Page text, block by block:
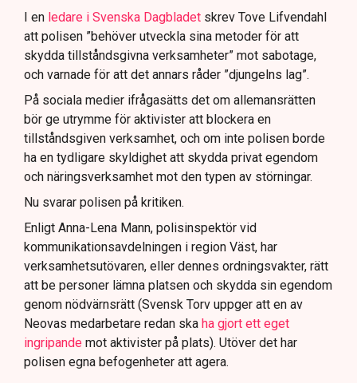
I en ledare i Svenska Dagbladet skrev Tove Lifvendahl
att polisen ”behöver utveckla sina metoder för att
skydda tillståndsgivna verksamheter” mot sabotage,
och varnade för att det annars råder ”djungelns lag”.
På sociala medier ifrågasätts det om allemansrätten
bör ge utrymme för aktivister att blockera en
tillståndsgiven verksamhet, och om inte polisen borde
ha en tydligare skyldighet att skydda privat egendom
och näringsverksamhet mot den typen av störningar.
Nu svarar polisen på kritiken.
Enligt Anna-Lena Mann, polisinspektör vid
kommunikationsavdelningen i region Väst, har
verksamhetsutövaren, eller dennes ordningsvakter, rätt
att be personer lämna platsen och skydda sin egendom
genom nödvärnsrätt (Svensk Torv uppger att en av
Neovas medarbetare redan ska ha gjort ett eget
ingripande mot aktivister på plats). Utöver det har
polisen egna befogenheter att agera.